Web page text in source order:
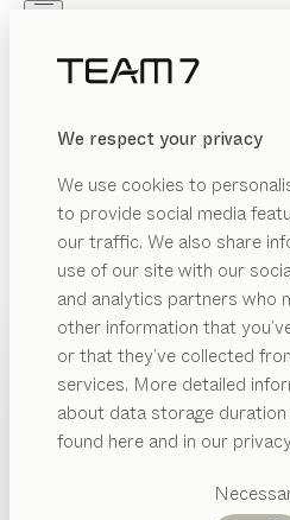
We respect your privacy
We use cookies to
to provide social media
our traffic. We also share
use of our site with our
and analytics partners who
other information that
or that they’ve collected
services. More detailed
about data storage duration
found here and in our
PRODUKTE
INSPIRATION
HÄNDLER
Vorgeschlagene
Kategorien
PRODUKTE
INSPIRATION
ÜBER UNS
ERFURT VON
LISTE
KARTE
by Land Möbelstudio